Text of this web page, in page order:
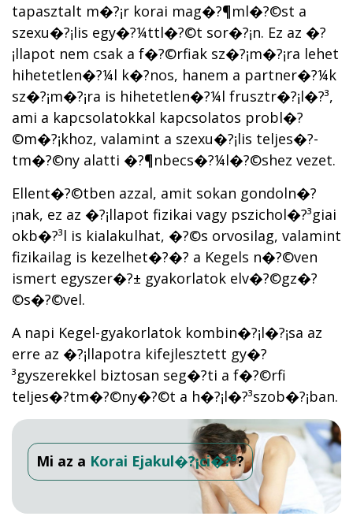
tapasztalt m�?¡r korai mag�?¶ml�?©st a
szexu�?¡lis egy�?¼ttl�?©t sor�?¡n. Ez az �?
¡llapot nem csak a f�?©rfiak sz�?¡m�?¡ra lehet
hihetetlen�?¼l k�?­nos, hanem a partner�?¼k
sz�?¡m�?¡ra is hihetetlen�?¼l frusztr�?¡l�?³,
ami a kapcsolatokkal kapcsolatos probl�?
©m�?¡khoz, valamint a szexu�?¡lis teljes�?­
tm�?©ny alatti �?¶nbecs�?¼l�?©shez vezet.
Ellent�?©tben azzal, amit sokan gondoln�?
¡nak, ez az �?¡llapot fizikai vagy pszichol�?³giai
okb�?³l is kialakulhat, �?©s orvosilag, valamint
fizikailag is kezelhet�?�? a Kegels n�?©ven
ismert egyszer�?± gyakorlatok elv�?©gz�?
©s�?©vel.
A napi Kegel-gyakorlatok kombin�?¡l�?¡sa az
erre az �?¡llapotra kifejlesztett gy�?
³gyszerekkel biztosan seg�?­ti a f�?©rfi
teljes�?­tm�?©ny�?©t a h�?¡l�?³szob�?¡ban.
Mi az a Korai Ejakul�?¡ci�?³?